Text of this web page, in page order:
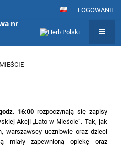
LOGOWANIE
nr
16:00 rozpoczynają się zapisy
Akcji „Lato w Mieście”. Tak, jak
warszawscy uczniowie oraz dzieci
miały zapewnioną opiekę oraz